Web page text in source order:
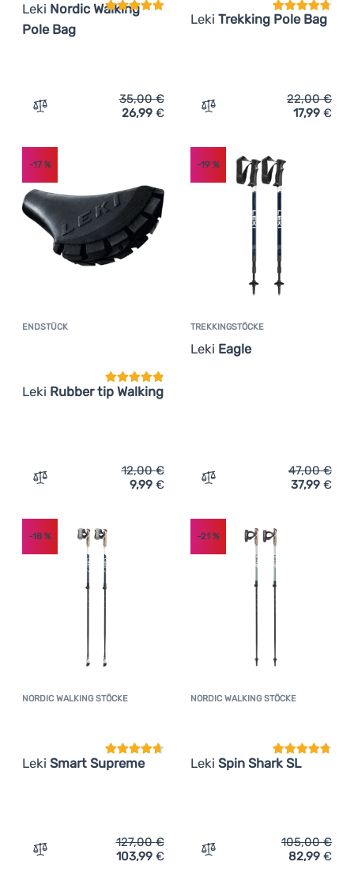
Leki Nordic Walking
Pole Bag
Zum Vergleich 'Beutel für Stöcke Leki Nordic Walking
35,00€
26,99 €
Leki Trekking Pole Bag
Zum Vergleich 'Beutel für
22,00€
17,99 €
ENDSTÜCK
Leki Rubber tip Walking
Kundenbewertung
-17%
Zum Vergleich 'Endstück Leki Rubber tip Walking'
12,00€
9,99 €
TREKKINGSTÖCKE
Leki Eagle
-19%
Zum Vergleich
47,00€
37,99 €
NORDIC WALKING STÖCKE
Leki Smart Supreme
Kundenbewertung
-18 %
Zum Vergleich 'Nordic Walking Stöcke Leki Smart
127,00€
103,99 €
NORDIC WALKING STÖCKE
Leki Spin Shark SL
-21%
Zum Vergleich 'Nordic
105,00€
82,99 €